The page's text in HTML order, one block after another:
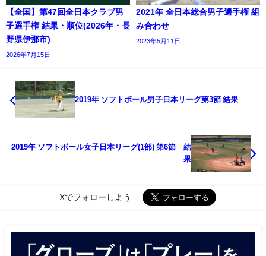
【全国】第47回全日本クラブ男
子選手権 結果・順位(2026年・長
野県伊那市)
2026年7月15日
2021年 全日本総合男子選手権 組
み合わせ
2023年5月11日
2019年 ソフトボール男子日本リーグ第3節 結果
2019年 ソフトボール女子日本リーグ(1部) 第6節 結
果
Xでフォローしよう